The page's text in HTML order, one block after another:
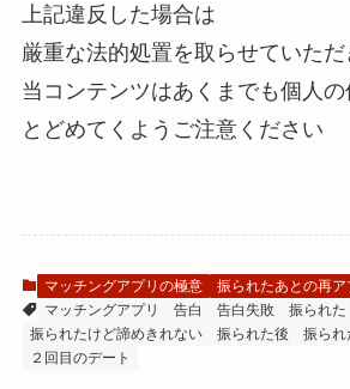
上記違反した場合は
厳重な法的処置を取らせていただ
当コンテンツはあくまでも個人の
とどめてくようご注意ください
マッチングアプリの極意
振られたあとの再ア
マッチングアプリ
告白 告白失敗
振られた
振られたけど諦めきれない
振られた後
振られ
２回目のデート